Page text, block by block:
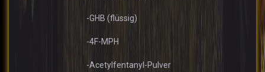
-GHB (flüssig)
-4F-MPH
-Acetylfentanyl-Pulver